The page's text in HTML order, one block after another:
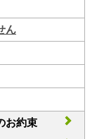
ん
お約束